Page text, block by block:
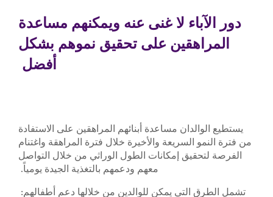
دور الآباء لا غنى عنه ويمكنهم مساعدة
المراهقين على تحقيق نموهم بشكل
أفضل
يستطيع الوالدان مساعدة أبنائهم المراهقين على الاستفادة
من فترة النمو السريعة والأخيرة خلال فترة المراهقة واغتنام
الفرصة لتحقيق إمكانات الطول الوراثي من خلال التواصل
معهم ودعمهم بالتغذية الجيدة يومياً.
تشمل الطرق التي يمكن للوالدين من خلالها دعم أطفالهم: